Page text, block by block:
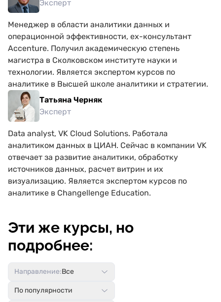
Эксперт
Менеджер в области аналитики данных и
операционной эффективности, ex-консультант
Accenture. Получил академическую степень
магистра в Сколковском институте науки и
технологии. Является экспертом курсов по
аналитике в Высшей школе аналитики и стратегии.
Татьяна Черняк
Эксперт
Data analyst, VK Cloud Solutions. Работала
аналитиком данных в ЦИАН. Сейчас в компании VK
отвечает за развитие аналитики, обработку
источников данных, расчет витрин и их
визуализацию. Является экспертом курсов по
аналитике в Changellenge Education.
Эти же курсы, но
подробнее:
Направление:Все
По популярности